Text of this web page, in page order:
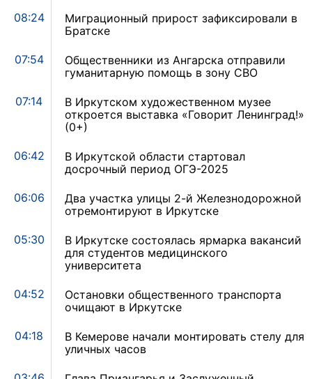
08:24
Миграционный прирост зафиксировали в
Братске
07:54
Общественники из Ангарска отправили
гуманитарную помощь в зону СВО
07:14
В Иркутском художественном музее
откроется выставка «Говорит Ленинград!»
(0+)
06:42
В Иркутской области стартовал
досрочный период ОГЭ-2025
06:06
Два участка улицы 2-й Железнодорожной
отремонтируют в Иркутске
05:30
В Иркутске состоялась ярмарка вакансий
для студентов медицинского
университета
04:52
Остановки общественного транспорта
очищают в Иркутске
04:18
В Кемерове начали монтировать стелу для
уличных часов